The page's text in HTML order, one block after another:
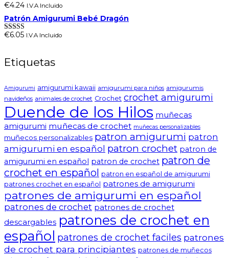
Valorado en
5.00 de 5
€4.24 I.V.A Incluido
Patrón Amigurumi Bebé Dragón
Valorado en
€6.05 I.V.A Incluido
Etiquetas
Amigurumi amigurumi kawaii amigurumi para niños amigurumis
navideños animales de crochet Crochet crochet amigurumi
Duende de los Hilos muñecas
amigurumi muñecas de crochet muñecas personalizables
muñecos personalizables patron amigurumi patron
amigurumi en español patron crochet patron de
amigurumi en español patron de crochet patron de
crochet en español patron en español de amigurumi
patrones crochet en español patrones de amigurumi
patrones de amigurumi en español
patrones de crochet patrones de crochet
descargables patrones de crochet en
español patrones de crochet faciles patrones
de crochet para principiantes patrones de muñecos